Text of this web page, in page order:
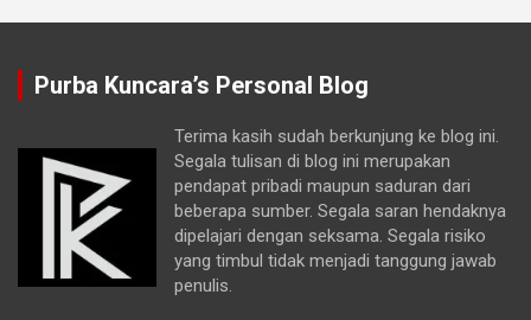
Purba Kuncara’s Personal Blog
Terima kasih sudah berkunjung ke blog ini.
Segala tulisan di blog ini merupakan
pendapat pribadi maupun saduran dari
beberapa sumber. Segala saran hendaknya
dipelajari dengan seksama. Segala risiko
yang timbul tidak menjadi tanggung jawab
penulis.